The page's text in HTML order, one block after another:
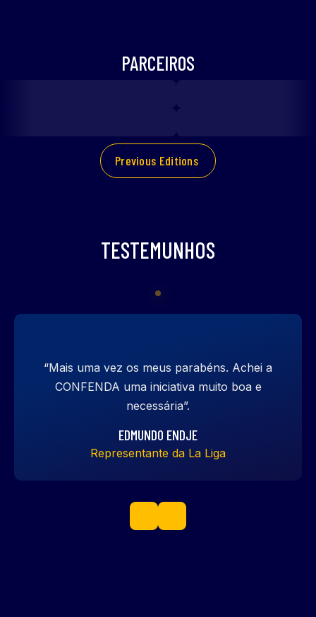
PARCEIROS
Previous Editions
TESTEMUNHOS
“Mais uma vez os meus parabéns. Achei a
CONFENDA uma iniciativa muito boa e
necessária”.
EDMUNDO ENDJE
Representante da La Liga